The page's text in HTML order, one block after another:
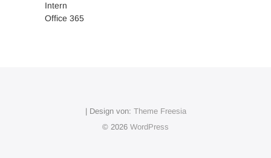
Intern
Office 365
| Design von: Theme Freesia
© 2026 WordPress